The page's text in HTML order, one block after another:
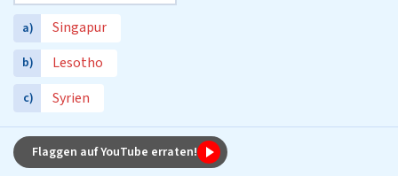
a) Singapur
b) Lesotho
c) Syrien
Flaggen auf YouTube erraten!